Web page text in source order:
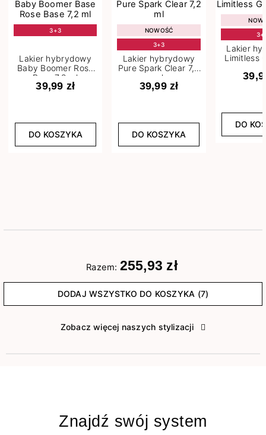
3+3
Lakier hybrydowy
Baby Boomer Rose
Base 7,2 ml
39,99 zł
DO KOSZYKA
NOWOŚĆ
3+3
Lakier hybrydowy
Pure Spark Clear 7,2
ml
39,99 zł
DO KOSZYKA
Lakier
Limitless
DO
Razem: 255,93 zł
DODAJ WSZYSTKO DO KOSZYKA (7)
Zobacz więcej naszych stylizacji
Znajdź swój system